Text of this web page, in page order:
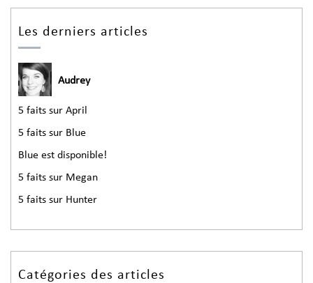
Les derniers articles
Audrey
5 faits sur April
5 faits sur Blue
Blue est disponible!
5 faits sur Megan
5 faits sur Hunter
Catégories des articles